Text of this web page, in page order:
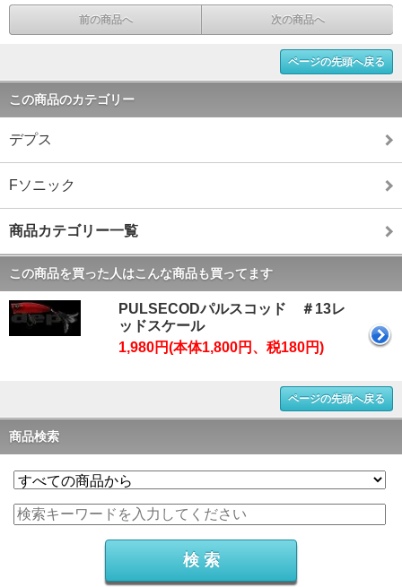
前の商品へ 次の商品へ
ページの先頭へ戻る
この商品のカテゴリー
デプス
Fソニック
商品カテゴリー一覧
この商品を買った人はこんな商品も買ってます
PULSECODパルスコッド ＃13レ
ッドスケール
1,980円(本体1,800円、税180円)
ページの先頭へ戻る
商品検索